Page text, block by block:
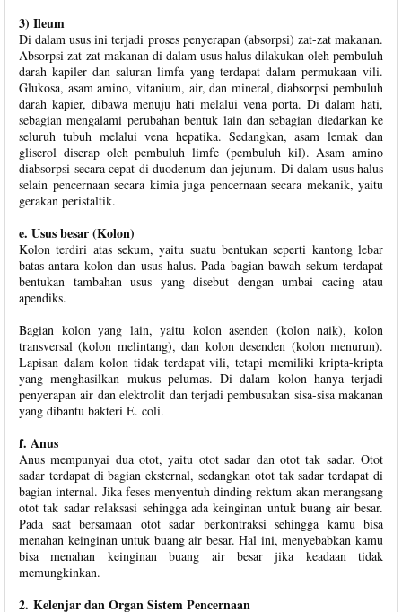
3) Ileum
Di dalam usus ini terjadi proses penyerapan (absorpsi) zat-zat makanan.
Absorpsi zat-zat makanan di dalam usus halus dilakukan oleh pembuluh
darah kapiler dan saluran limfa yang terdapat dalam permukaan vili.
Glukosa, asam amino, vitanium, air, dan mineral, diabsorpsi pembuluh
darah kapier, dibawa menuju hati melalui vena porta. Di dalam hati,
sebagian mengalami perubahan bentuk lain dan sebagian diedarkan ke
seluruh tubuh melalui vena hepatika. Sedangkan, asam lemak dan
gliserol diserap oleh pembuluh limfe (pembuluh kil). Asam amino
diabsorpsi secara cepat di duodenum dan jejunum. Di dalam usus halus
selain pencernaan secara kimia juga pencernaan secara mekanik, yaitu
gerakan peristaltik.
e. Usus besar (Kolon)
Kolon terdiri atas sekum, yaitu suatu bentukan seperti kantong lebar
batas antara kolon dan usus halus. Pada bagian bawah sekum terdapat
bentukan tambahan usus yang disebut dengan umbai cacing atau
apendiks.
Bagian kolon yang lain, yaitu kolon asenden (kolon naik), kolon
transversal (kolon melintang), dan kolon desenden (kolon menurun).
Lapisan dalam kolon tidak terdapat vili, tetapi memiliki kripta-kripta
yang menghasilkan mukus pelumas. Di dalam kolon hanya terjadi
penyerapan air dan elektrolit dan terjadi pembusukan sisa-sisa makanan
yang dibantu bakteri E. coli.
f. Anus
Anus mempunyai dua otot, yaitu otot sadar dan otot tak sadar. Otot
sadar terdapat di bagian eksternal, sedangkan otot tak sadar terdapat di
bagian internal. Jika feses menyentuh dinding rektum akan merangsang
otot tak sadar relaksasi sehingga ada keinginan untuk buang air besar.
Pada saat bersamaan otot sadar berkontraksi sehingga kamu bisa
menahan keinginan untuk buang air besar. Hal ini, menyebabkan kamu
bisa menahan keinginan buang air besar jika keadaan tidak
memungkinkan.
2. Kelenjar dan Organ Sistem Pencernaan